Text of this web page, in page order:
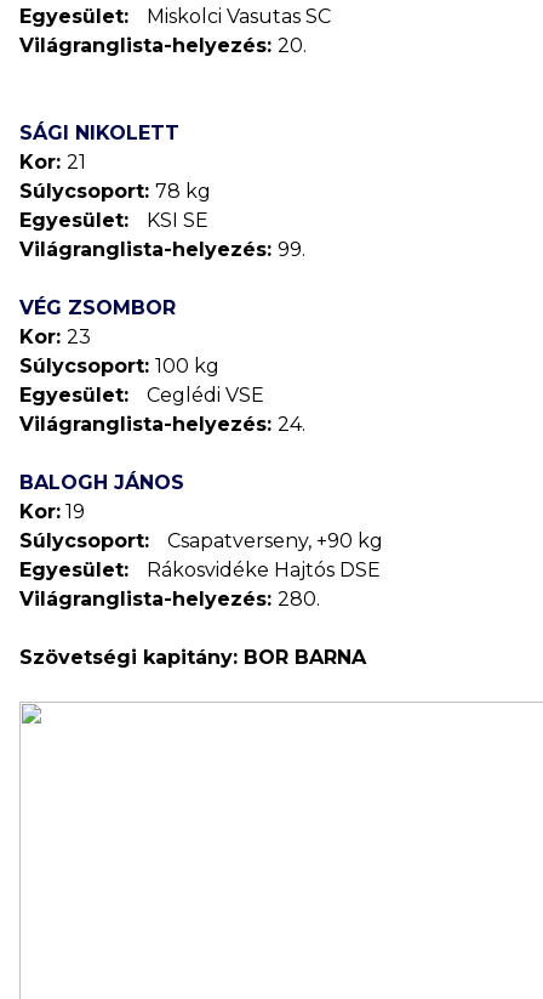
Egyesület:
Miskolci Vasutas SC
Világranglista-helyezés: 20.
SÁGI NIKOLETT
Kor: 21
Súlycsoport: 78 kg
Egyesület: KSI SE
Világranglista-helyezés: 99.
VÉG ZSOMBOR
Kor: 23
Súlycsoport: 100 kg
Egyesület: Ceglédi VSE
Világranglista-helyezés: 24.
BALOGH JÁNOS
Kor: 19
Súlycsoport: Csapatverseny, +90 kg
Egyesület: Rákosvidéke Hajtós DSE
Világranglista-helyezés: 280.
Szövetségi kapitány: BOR BARNA